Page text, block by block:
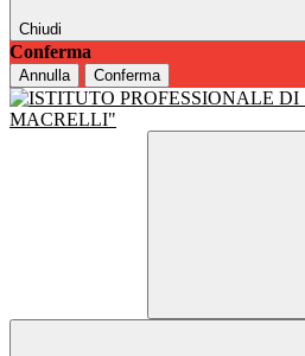
Chiudi
Conferma
Annulla Conferma